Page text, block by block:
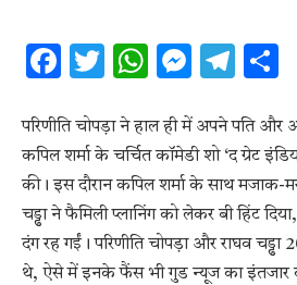
Facebook
Twitter
WhatsApp
परिणीति चोपड़ा ने हाल ही में अपने पति और
कपिल शर्मा के चर्चित कॉमेडी शो ‘द ग्रेट
की। इस दौरान कपिल शर्मा के साथ मजाक-
चड्ढा ने फैमिली प्लानिंग को लेकर बी हिंट
दंग रह गईं। परिणीति चोपड़ा और राघव
थे, ऐसे में इनके फैंस भी गुड न्यूज का इंतजार